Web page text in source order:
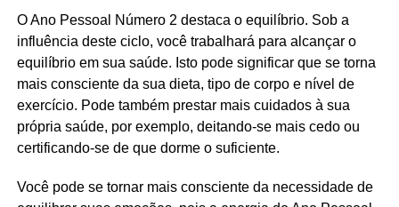
O Ano Pessoal Número 2 destaca o equilíbrio. Sob a
influência deste ciclo, você trabalhará para alcançar o
equilíbrio em sua saúde. Isto pode significar que se torna
mais consciente da sua dieta, tipo de corpo e nível de
exercício. Pode também prestar mais cuidados à sua
própria saúde, por exemplo, deitando-se mais cedo ou
certificando-se de que dorme o suficiente.
Você pode se tornar mais consciente da necessidade de